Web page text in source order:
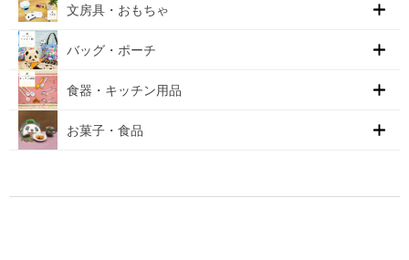
文房具・おもちゃ
バッグ・ポーチ
食器・キッチン用品
お菓子・食品